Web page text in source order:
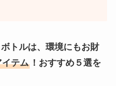
トルは、環境にもお財
テム！ おすすめ５選を